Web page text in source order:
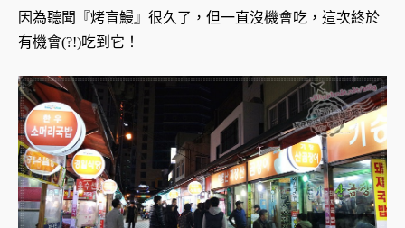
因為聽聞『烤盲鰻』很久了，但一直沒機會吃，這次終於
有機會(?!)吃到它！